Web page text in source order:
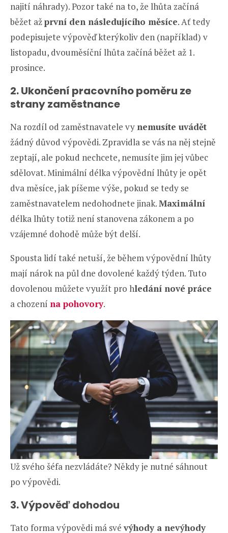
najití náhrady). Pozor také na to, že lhůta začíná
běžet ažprvní den následujícího měsíce. Ať tedy
podepisujete výpověď kterýkoliv den (například) v
listopadu, dvouměsíční lhůta začíná běžet až 1.
prosince.
2. Ukončení pracovního poměru ze
strany zaměstnance
Na rozdíl od zaměstnavatele vy nemusíte uvádět
žádný důvod výpovědi. Zpravidla se vás na něj stejně
zeptají, ale pokud nechcete, nemusíte jim jej vůbec
sdělovat. Minimální délka výpovědní lhůty je opět
dva měsíce, jak píšeme výše, pokud se tedy se
zaměstnavatelem nedohodnete jinak.Maximální
délka lhůty totiž není stanovena zákonem a po
vzájemné dohodě může být delší.
Spousta lidí také netuší, že během výpovědní lhůty
mají nárok na půl dne dovolené každý týden. Tuto
dovolenou můžete využít pro hledání nové práce
a chození na pohovory.
Už svého šéfa nezvládáte? Někdy je nutné sáhnout
po výpovědi.
3. Výpověď dohodou
Tato forma výpovědi má své výhody a nevýhody